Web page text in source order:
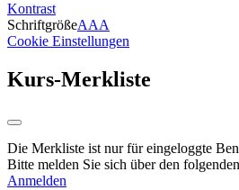
Kontrast
SchriftgrößeAAA
Cookie Einstellungen
Kurs-Merkliste
Die Merkliste ist nur für eingeloggte
Bitte melden Sie sich über den
Anmelden